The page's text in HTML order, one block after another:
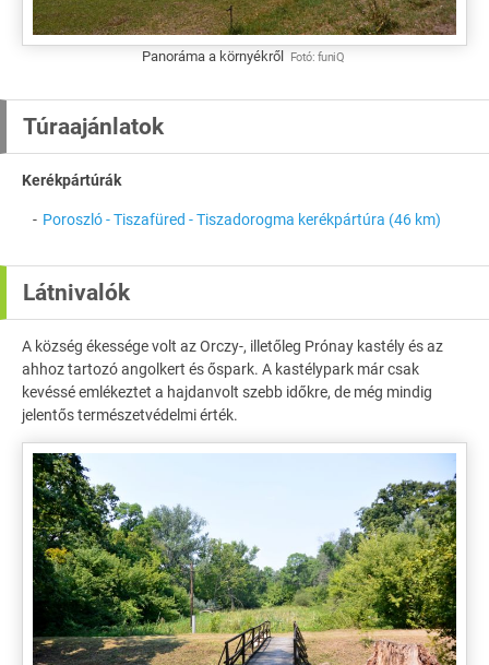
Panoráma a környékről Fotó: funiQ
Túraajánlatok
Kerékpártúrák
Poroszló - Tiszafüred - Tiszadorogma kerékpártúra (46 km)
Látnivalók
A község ékessége volt az Orczy-, illetőleg Prónay kastély és az
ahhoz tartozó angolkert és őspark. A kastélypark már csak
kevéssé emlékeztet a hajdanvolt szebb időkre, de még mindig
jelentős természetvédelmi érték.